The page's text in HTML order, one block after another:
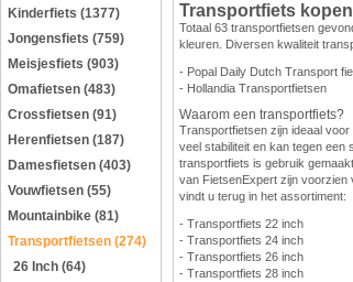
Kinderfiets (1377)
Jongensfiets (759)
Meisjesfiets (903)
Omafietsen (483)
Crossfietsen (91)
Herenfietsen (187)
Damesfietsen (403)
Vouwfietsen (55)
Mountainbike (81)
Transportfietsen (274)
26 Inch (64)
Transportfiets kopen
Totaal 63 transportfietsen
kleuren. Diversen kwaliteit
- Popal Daily Dutch Transport
- Hollandia Transportfietsen
Waarom een transportfiets?
Transportfietsen zijn ideaal
veel stabiliteit en kan tegen een
transportfiets is gebruik
van FietsenExpert zijn voorzien
vindt u terug in het assortiment:
- Transportfiets 22 inch
- Transportfiets 24 inch
- Transportfiets 26 inch
- Transportfiets 28 inch